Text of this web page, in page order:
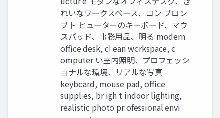
れいなワークスペース、コン プロン
プト ピューターのキーボード、マウ
スパッド、事務用品、明る modern
office desk, cl ean workspace, c
omputer い室内照明、プロフェッシ
ョナルな環境、リアルな写真
keyboard, mouse pad, office
supplies, br igh t indoor lighting,
realistic photo pr ofessional envi